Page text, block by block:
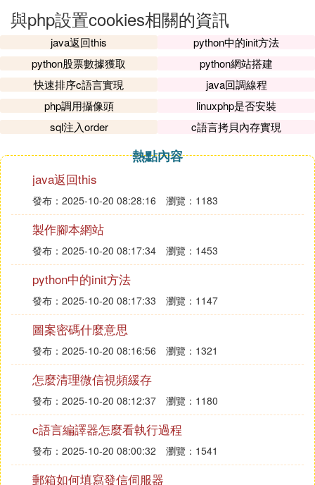
2 $value = "my cookie value";
3 // 發送一個簡單的 cookie
4 setcookie("TestCookie",$value);
5 ?>
01 <html>
02 <body>
03 ...
04 ...
05 <?php
06 $value = "my cookie value";
07 // 發送一個 24 小時候過期的 cookie
08 setcookie("TestCookie",$value, time()+3600*24);
09 ?>
10 <html>
11 <body>
程序2：
檢索 cookie 值的不同方法：
01 <html>
02 <body>
03 <?php
04 // 輸出個別的 cookie
05 echo $_COOKIE["TestCookie"];
06 echo "<br />";
07 echo $HTTP_COOKIE_VARS["TestCookie"];
08 echo "<br />";
09 // 輸出所有 cookie
與php設置cookies相關的資訊
java返回this
python中的init方法
python股票數據獲取
python網站搭建
快速排序c語言實現
java回調線程
php調用攝像頭
linuxphp是否安裝
sql注入order
c語言拷貝內存實現
熱點內容
java返回this
發布：2025-10-20 08:28:16 瀏覽：1183
製作腳本網站
發布：2025-10-20 08:17:34 瀏覽：1453
python中的init方法
發布：2025-10-20 08:17:33 瀏覽：1147
圖案密碼什麼意思
發布：2025-10-20 08:16:56 瀏覽：1321
怎麼清理微信視頻緩存
發布：2025-10-20 08:12:37 瀏覽：1180
c語言編譯器怎麼看執行過程
發布：2025-10-20 08:00:32 瀏覽：1541
郵箱如何填寫發信伺服器